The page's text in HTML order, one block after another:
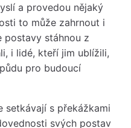
a provedou nějaký
to může zahrnout i
postavy stáhnou z
i lidé, kteří jim ublížili,
pro budoucí
setkávají s překážkami
svých postav